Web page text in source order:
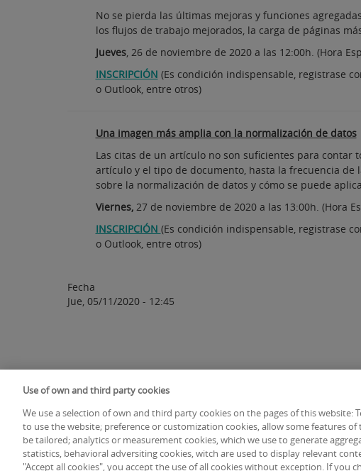
No se pierda las últimas mejoras y funciones
los flujos de trabajo mejorados, la carga de páginas
Jueves, 26 de noviembre de 2020 a las 12:00h. (Hora
INSCRIPCIÓN (Es condición indispensable, registrase
o Outlook, entre otros)
Una imagen más amplia con la normalización de datos
Las citas de un artículo no son suficientes para
artículo y el tipo de documento, hasta la frecuencia de
sobre la normalización de datos y cómo se puede
Viernes,27 de noviembre de 2020 a las 13:00h. (Hora
INSCRIPCIÓN (Es condición indispensable, registrase
o Outlook, entre otros)
Fecha
Jue, 05/11/2020 - 12:45
© Fundación Española para la Ciencia y la Tecnología
Teléfono:(00 34) 91 425 09 09
Use of own and third party cookies
We use a selection of own and third party cookies on the pages of this website:
to use the website; preference or customization cookies, allow some features
be tailored; analytics or measurement cookies, which we use to generate
statistics, behavioral adversiting cookies, witch are used to display relevant
"Accept all cookies", you accept the use of all cookies without exception. If you